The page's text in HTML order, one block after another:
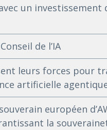
un investissement
de l’IA
leurs forces pour
artificielle
européen
la